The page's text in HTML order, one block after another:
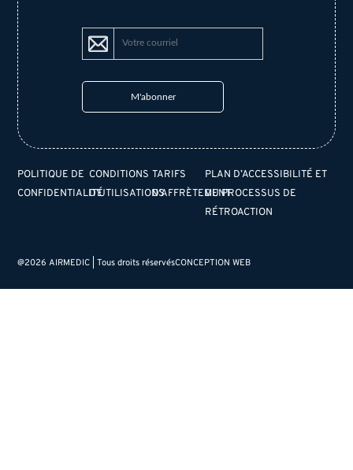
POLITIQUE DE
CONFIDENTIALITÉ
CONDITIONS
D’UTILISATIONS
TARIFS
D’AFFRÈTEMENT
PLAN D’ACCESSIBILITÉ ET
DU PROCESSUS DE
RÉTROACTION
@2026 AIRMEDIC | Tous droits réservésCONCEPTION WEB